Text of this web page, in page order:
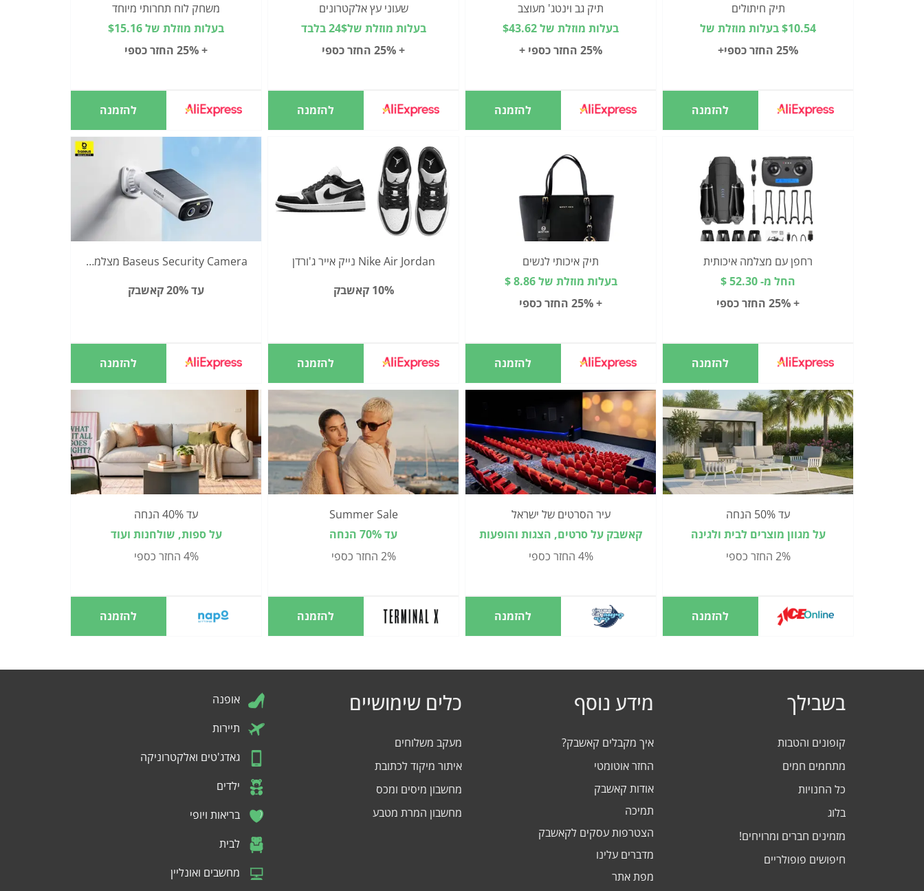
תיק חיתולים
$10.54 בעלות מוזלת של
25% החזר כספי+
להזמנה
תיק גב וינטג' מעוצב
בעלות מוזלת של $43.62
25% החזר כספי +
להזמנה
שעוני עץ אלקטרונים
בעלות מוזלת של24$ בלבד
+ 25% החזר כספי
להזמנה
משחק לוח תחרותי מיוחד
בעלות מוזלת של $15.16
+ 25% החזר כספי
להזמנה
רחפן עם מצלמה איכותית
החל מ- 52.30 $
+ 25% החזר כספי
להזמנה
תיק איכותי לנשים
בעלות מוזלת של 8.86 $
+ 25% החזר כספי
להזמנה
Nike Air Jordan נייק אייר ג'ורדן
10% קאשבק
להזמנה
Baseus Security Camera מצלמת אבטחה
עד 20% קאשבק
להזמנה
עד 50% הנחה
על מגוון מוצרים לבית ולגינה
2% החזר כספי
להזמנה
עיר הסרטים של ישראל
קאשבק על סרטים, הצגות והופעות
4% החזר כספי
להזמנה
Summer Sale
עד 70% הנחה
2% החזר כספי
להזמנה
עד 40% הנחה
על ספות, שולחנות ועוד
4% החזר כספי
להזמנה
בשבילך
קופונים והטבות
מתחמים חמים
כל החנויות
בלוג
מזמינים חברים ומרויחים!
חיפושים פופולריים
מידע נוסף
איך מקבלים קאשבק?
החזר אוטומטי
אודות קאשבק
תמיכה
הצטרפות עסקים לקאשבק
מדברים עלינו
מפת אתר
כלים שימושיים
מעקב משלוחים
איתור מיקוד לכתובת
מחשבון מיסים ומכס
מחשבון המרת מטבע
אופנה
תיירות
גאדג'טים ואלקטרוניקה
ילדים
בריאות ויופי
לבית
מחשבים ואונליין